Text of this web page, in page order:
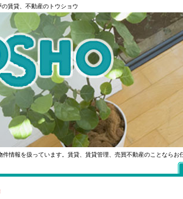
賃貸、不動産のトウショウ
件情報を扱っています。賃貸、賃貸管理、売買不動産のことならお